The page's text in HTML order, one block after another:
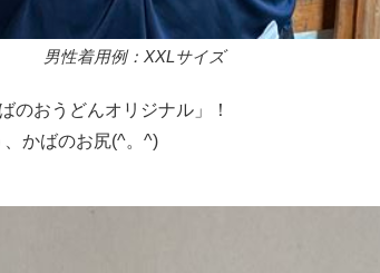
男性着用例：XXLサイズ
おうどんオリジナル」！
かばのお尻(^。^)